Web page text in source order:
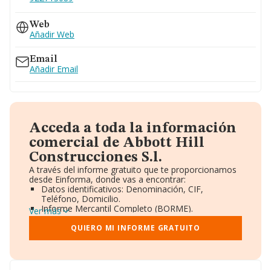
Web
Añadir Web
Email
Añadir Email
Acceda a toda la información
comercial de Abbott Hill
Construcciones S.l.
A través del informe gratuito que te proporcionamos
desde Einforma, donde vas a encontrar:
Datos identificativos: Denominación, CIF,
Teléfono, Domicilio.
Informe Mercantil Completo (BORME).
Gráficos de Evolución Ventas y Empleados.
Consejo de Administración y Administradores.
Directivos y Ejecutivos.
Ver más
QUIERO MI INFORME GRATUITO